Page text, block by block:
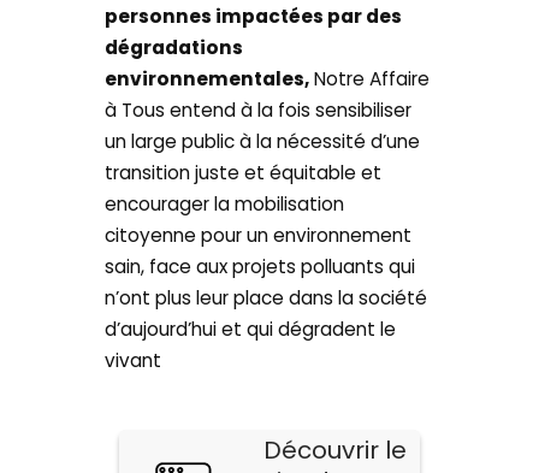
personnes impactées par des
dégradations
environnementales,Notre Affaire
à Tous entend à la fois sensibiliser
un large public à la nécessité d’une
transition juste et équitable et
encourager la mobilisation
citoyenne pour un environnement
sain, face aux projets polluants qui
n’ont plus leur place dans la société
d’aujourd’hui et qui dégradent le
vivant
Découvrir le